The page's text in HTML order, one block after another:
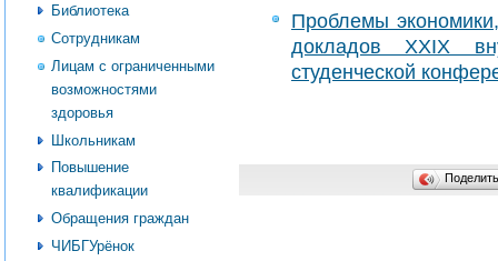
Библиотека
Сотрудникам
Лицам с ограниченными
возможностями
здоровья
Школьникам
Повышение
квалификации
Обращения граждан
ЧИБГУрёнок
Проблемы
докладов XXIX
студенческой